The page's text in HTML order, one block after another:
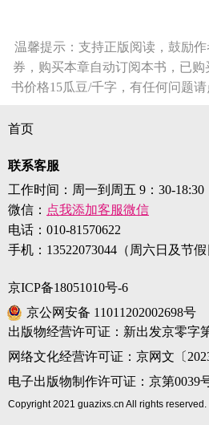
温馨提示：支持正版阅读，鼓励
券，购买本章自动订阅本书，已
书价格15瓜豆/千字，有任何问题请
首页
联系客服
工作时间：周一到周五 9：30-18:30
微信： 点我添加客服微信
电话： 010-81570622
手机： 13522073044（周六日及节假
京ICP备18051010号-6
京公网安备 11011202002698号
出版物经营许可证：新出发京零字
网络文化经营许可证：京网文〔
电子出版物制作许可证：京第0039
Copyright 2021 guazixs.cn All rights reserved.